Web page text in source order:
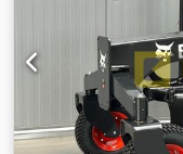
eller
(tel.) hjälper dig
hemsida. Med
mellanförsäljning!
skyddstak =
kg Bygghöjd: 230
information.